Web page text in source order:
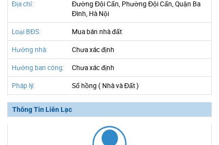
Địa chỉ:
Đường Đội Cấn, Phường Đội Cấn, Quận Ba
Đình, Hà Nội
Loại BĐS: Mua bán nhà đất
Hướng nhà: Chưa xác định
Hướng ban công: Chưa xác định
Pháp lý: Sổ hồng ( Nhà và Đất )
Thông Tin Liên Lạc